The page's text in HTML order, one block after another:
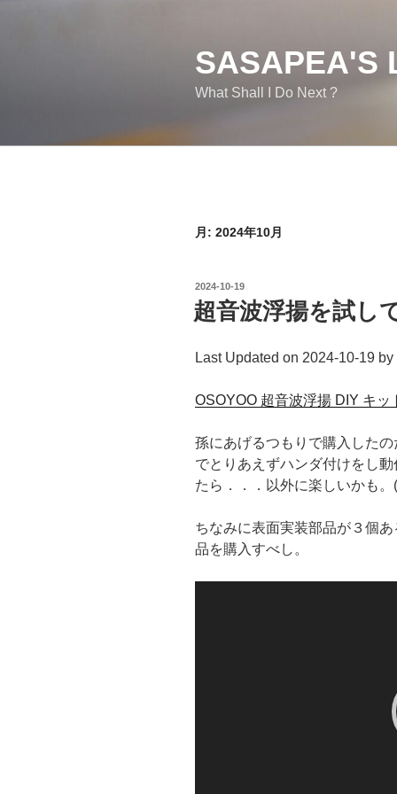
SASAPEA'S
What Shall I Do Next ?
月: 2024年10月
投
稿
日:
2024-10-19
超音波浮揚を試し
Last Updated on 2024-10-19 by
OSOYOO 超音波浮揚 DIY キッ
孫にあげるつもりで購入した
でとりあえずハンダ付けをし
たら．．．以外に楽しいかも。
ちなみに表面実装部品が３個
品を購入すべし。